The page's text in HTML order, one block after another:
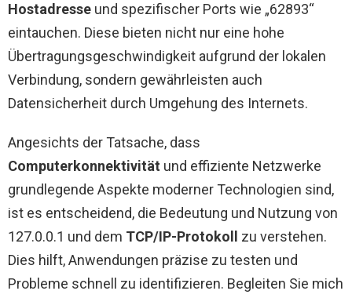
Hostadresse und spezifischer Ports wie „62893“
eintauchen. Diese bieten nicht nur eine hohe
Übertragungsgeschwindigkeit aufgrund der lokalen
Verbindung, sondern gewährleisten auch
Datensicherheit durch Umgehung des Internets.
Angesichts der Tatsache, dass
Computerkonnektivität und effiziente Netzwerke
grundlegende Aspekte moderner Technologien sind,
ist es entscheidend, die Bedeutung und Nutzung von
127.0.0.1 und dem TCP/IP-Protokoll
zu verstehen.
Dies hilft, Anwendungen präzise zu testen und
Probleme schnell zu identifizieren. Begleiten Sie mich